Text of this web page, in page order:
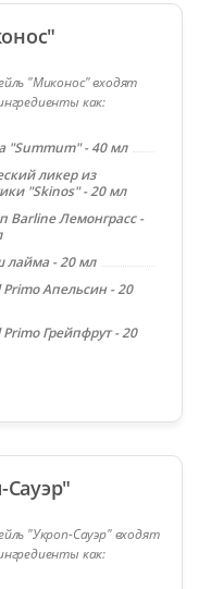
"Миконос" входят
как:
"Summum" - 40 мл
ликер из
"Skinos" - 20 мл
Barline Лемонграсс -
лайма - 20 мл
Primo Апельсин - 20
Грейпфрут - 20
Сауэр"
"Укроп-Сауэр" входят
как: